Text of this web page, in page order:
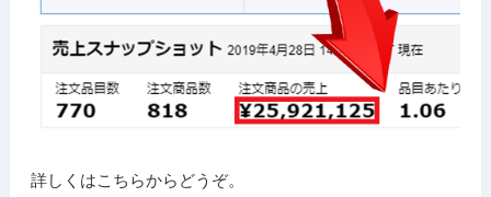
詳しくはこちらからどうぞ。